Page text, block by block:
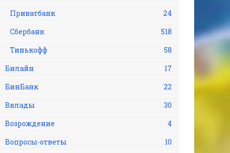
Приватбанк
24
Сбербанк
518
Тинькофф
58
Билайн
17
БинБанк
22
Вклады
30
Возрождение
4
Вопросы-ответы
10